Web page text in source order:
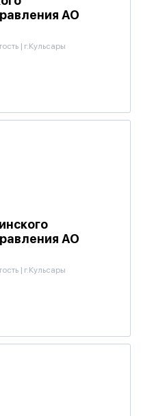
АО
| г.Кульсары
АО
| г.Кульсары